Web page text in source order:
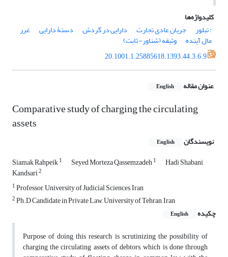
کلیدواژه‌ها
: تبلور
جریان عادی تجارت دارایی در گردش دستۀ دارایی غرر
مال آینده
وثیقه (شناور- ثابت)
20.1001.1.25885618.1393.44.3.6.9
عنوان مقاله English
Comparative study of charging the circulating
assets
نویسندگان English
Siamak Rahpeik1 Seyed Morteza Qassemzadeh1 Hadi Shabani
Kandsari2
1Professor, University of Judicial Sciences, Iran
2Ph.D Candidate in Private Law, University of Tehran, Iran
چکیده
English
Purpose of doing this research is scrutinizing the possibility of
charging the circulating assets of debtors, which is done through